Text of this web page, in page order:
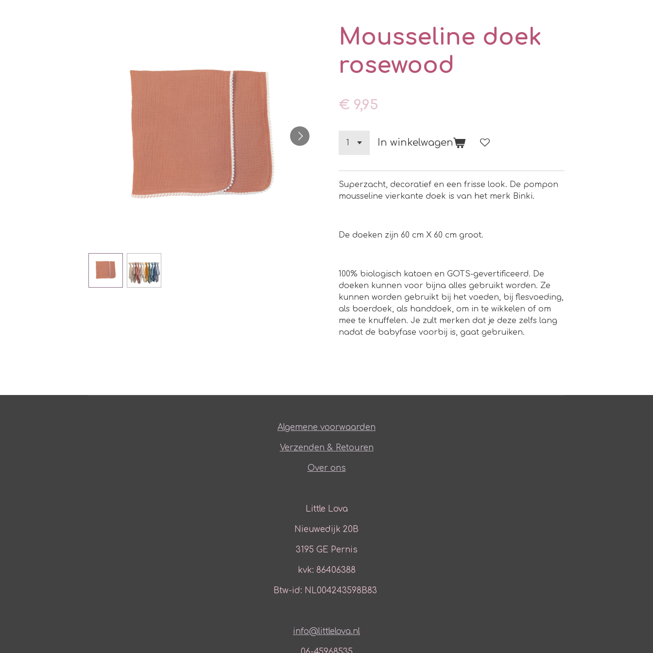
Mousseline doek
rosewood
€ 9,95
In winkelwagen
Superzacht, decoratief en een frisse look. De pompon
mousseline vierkante doek is van het merk Binki.
De doeken zijn 60 cm X 60 cm groot.
100% biologisch katoen en GOTS-gevertificeerd. De
doeken kunnen voor bijna alles gebruikt worden. Ze
kunnen worden gebruikt bij het voeden, bij flesvoeding,
als boerdoek, als handdoek, om in te wikkelen of om
mee te knuffelen. Je zult merken dat je deze zelfs lang
nadat de babyfase voorbij is, gaat gebruiken.
Algemene voorwaarden
Verzenden & Retouren
Over ons
Little Lova
Nieuwedijk 20B
3195 GE Pernis
kvk: 86406388
Btw-id: NL004243598B83
info@littlelova.nl